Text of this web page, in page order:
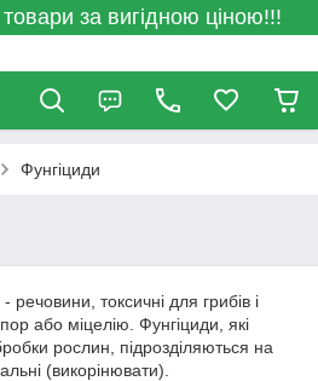
товари за вигідною ціною!!!
Фунгіциди
токсичні для грибів і
або міцелію. Фунгіциди, які
рослин, підрозділяються на
(викорінювати).